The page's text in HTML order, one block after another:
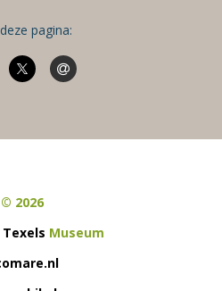
pagina:
© 2026
Texels Museum